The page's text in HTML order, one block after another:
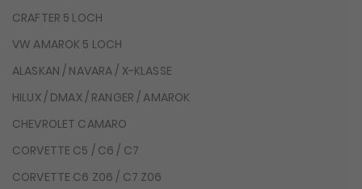
CRAFTER 5 LOCH
VW AMAROK 5 LOCH
ALASKAN / NAVARA / X-KLASSE
HILUX / DMAX / RANGER / AMAROK
CHEVROLET CAMARO
CORVETTE C5 / C6 / C7
CORVETTE C6 Z06 / C7 Z06